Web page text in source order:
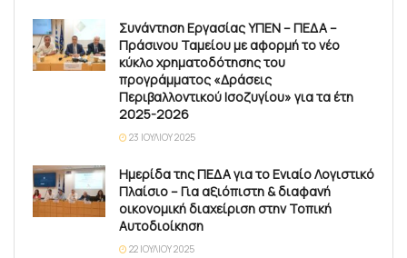
Συνάντηση Εργασίας ΥΠΕΝ – ΠΕΔΑ –
Πράσινου Ταμείου με αφορμή το νέο
κύκλο χρηματοδότησης του
προγράμματος «Δράσεις
Περιβαλλοντικού Ισοζυγίου» για τα έτη
2025-2026
23 ΙΟΥΛΊΟΥ 2025
Ημερίδα της ΠΕΔΑ για το Ενιαίο Λογιστικό
Πλαίσιο – Για αξιόπιστη & διαφανή
οικονομική διαχείριση στην Τοπική
Αυτοδιοίκηση
22 ΙΟΥΛΊΟΥ 2025